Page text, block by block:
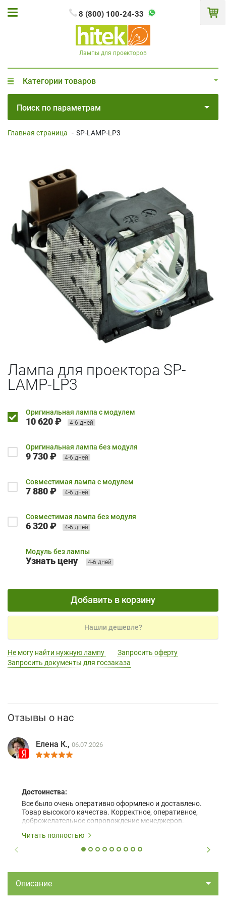
8 (800) 100-24-33
Лампы для проекторов
Категории товаров
Поиск по параметрам
Главная страница - SP-LAMP-LP3
Лампа для проектора SP-
LAMP-LP3
Оригинальная лампа с модулем
10 620 ₽ 4-6 дней
Оригинальная лампа без модуля
9 730 ₽ 4-6 дней
Совместимая лампа с модулем
7 880 ₽ 4-6 дней
Совместимая лампа без модуля
6 320 ₽ 4-6 дней
Модуль без лампы
Узнать цену 4-6 дней
Добавить в корзину
Нашли дешевле?
Не могу найти нужную лампу
Запросить оферту
Запросить документы для госзаказа
Отзывы о нас
Елена К., 06.07.2026
Достоинства:
Все было очень оперативно оформлено и доставлено.
Товар высокого качества. Корректное, оперативное,
доброжелательное сопровождение менеджеров.
Читать полностью
Описание